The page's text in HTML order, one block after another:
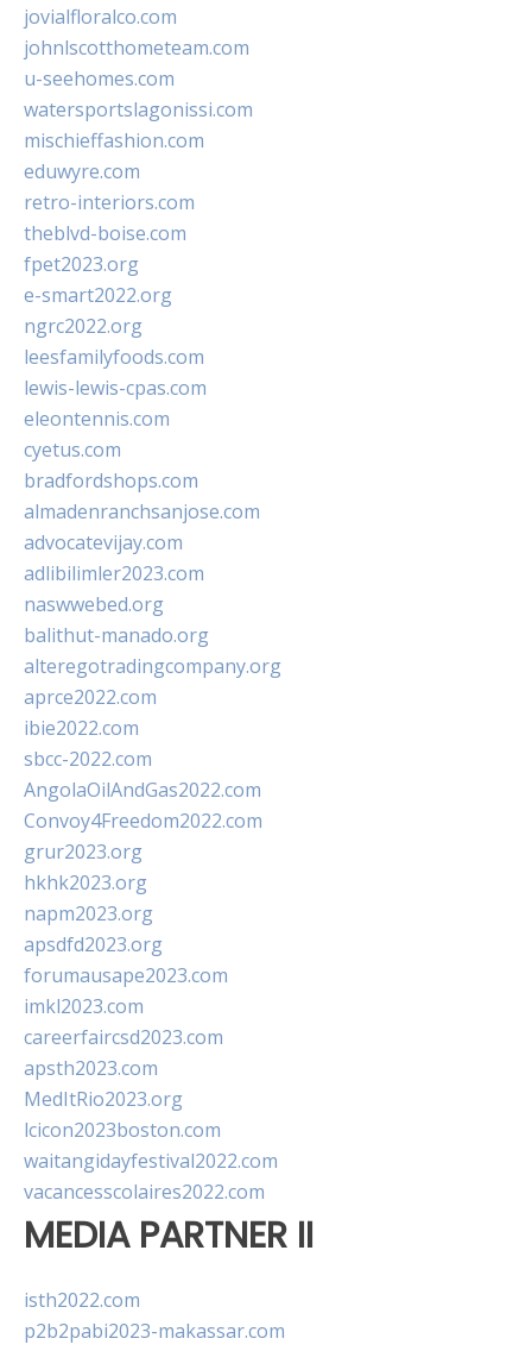
jovialfloralco.com
johnlscotthometeam.com
u-seehomes.com
watersportslagonissi.com
mischieffashion.com
eduwyre.com
retro-interiors.com
theblvd-boise.com
fpet2023.org
e-smart2022.org
ngrc2022.org
leesfamilyfoods.com
lewis-lewis-cpas.com
eleontennis.com
cyetus.com
bradfordshops.com
almadenranchsanjose.com
advocatevijay.com
adlibilimler2023.com
naswwebed.org
balithut-manado.org
alteregotradingcompany.org
aprce2022.com
ibie2022.com
sbcc-2022.com
AngolaOilAndGas2022.com
Convoy4Freedom2022.com
grur2023.org
hkhk2023.org
napm2023.org
apsdfd2023.org
forumausape2023.com
imkl2023.com
careerfaircsd2023.com
apsth2023.com
MedItRio2023.org
lcicon2023boston.com
waitangidayfestival2022.com
vacancesscolaires2022.com
MEDIA PARTNER II
isth2022.com
p2b2pabi2023-makassar.com